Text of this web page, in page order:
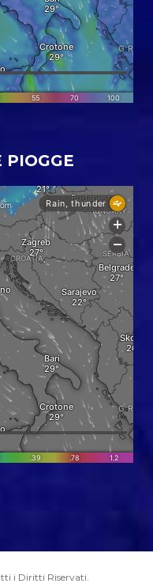
PIOGGE
i Diritti Riservati.